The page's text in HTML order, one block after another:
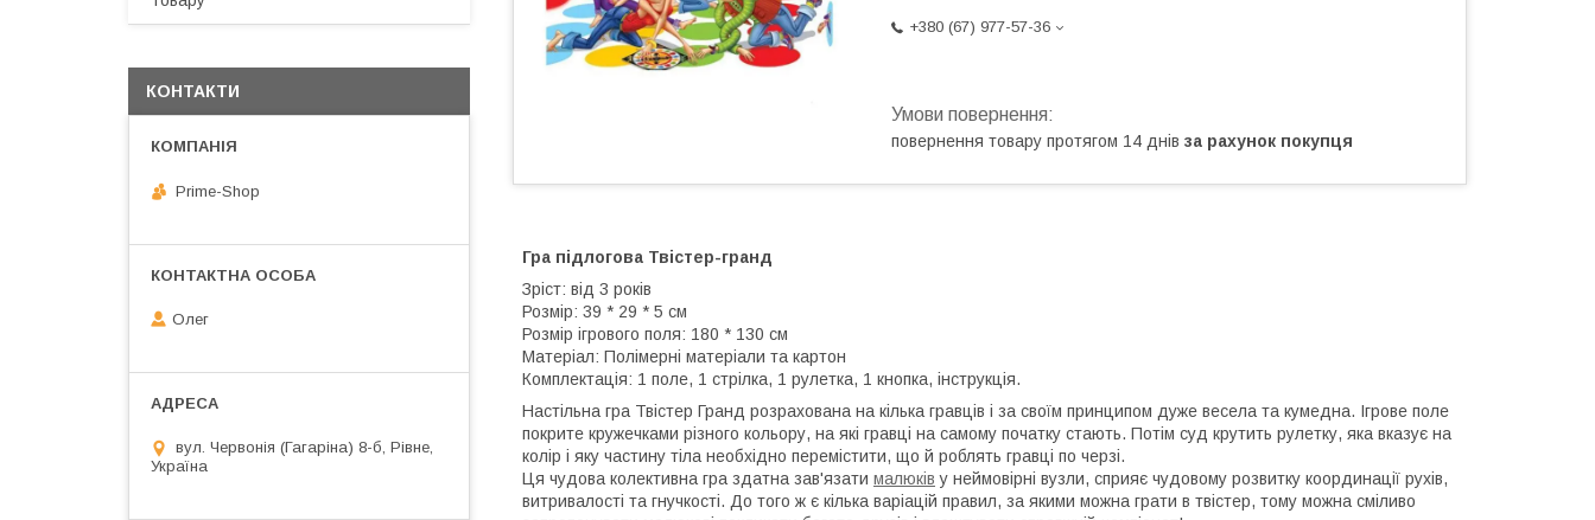
+380 (67) 977-57-36
повернення товару протягом 14 днів за рахунок покупця
Гра підлогова Твістер-гранд
Зріст: від 3 років
Розмір: 39 * 29 * 5 см
Розмір ігрового поля: 180 * 130 см
Матеріал: Полімерні матеріали та картон
Комплектація: 1 поле, 1 стрілка, 1 рулетка, 1 кнопка, інструкція.
Настільна гра Твістер Гранд розрахована на кілька гравців і за своїм принципом дуже весела та кумедна. Ігрове поле
покрите кружечками різного кольору, на які гравці на самому початку стають. Потім суд крутить рулетку, яка вказує на
колір і яку частину тіла необхідно перемістити, що й роблять гравці по черзі.
Ця чудова колективна гра здатна зав'язати малюків у неймовірні вузли, сприяє чудовому розвитку координації рухів,
витривалості та гнучкості. До того ж є кілька варіацій правил, за якими можна грати в твістер, тому можна сміливо
КОНТАКТИ
Prime-Shop
Олег
вул. Червонія (Гагаріна) 8-б, Рівне,
Україна